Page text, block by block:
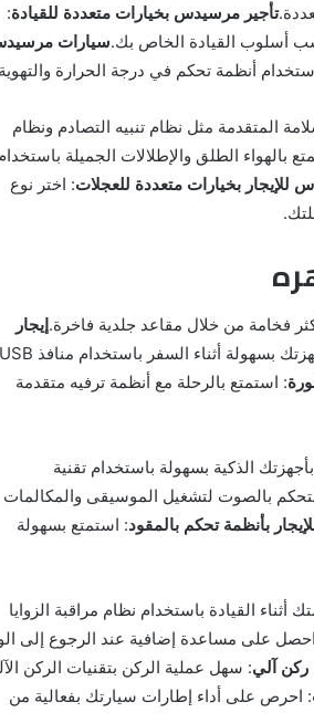
تأجير مرسيدس بخيارات متعددة للقيادة:
أسلوب القيادة الخاص بك.سيارات
أنظمة تحكم في درجة الحرارة
المتقدمة مثل نظام تنبيه التصادم ونظام
بالهواء الطلق والإطلالات الجميلة
بخيارات متعددة للعجلات: اختر نوع
فخامة من خلال مقاعد جلدية فاخرة.إيجار
: حافظ على تواصل أجهزتك بسهولة أثناء السفر باستخدام منافذ USB
: استمتع بالرحلة مع أنظمة ترفيه متقدمة
الذكية بسهولة باستخدام تقنية
بالصوت لتشغيل الموسيقى والمكالمات
بأنظمة تحكم بالمقود: استمتع بسهولة
أثناء القيادة باستخدام نظام مراقبة الزوايا
على مساعدة إضافية عند الرجوع إلى
ركن آلي: سهل عملية الركن بتقنيات الركن
: احرص على أداء إطارات سيارتك بفعالية من